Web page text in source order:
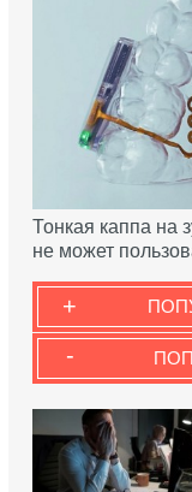
Тонкая каппа на
не может
+
-